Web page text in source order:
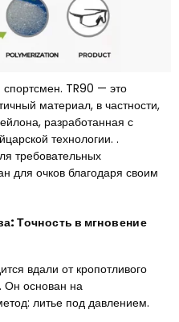
TR90 — это
материал, в частности,
разработанная с
технологии. .
требовательных
для очков благодаря своим
Точность в мгновение
вдали от кропотливого
Он основан на
литье под давлением.